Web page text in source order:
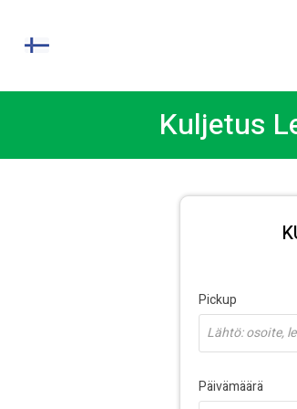
Kuljetus
Pickup
Lähtö: osoite,
Päivämäärä